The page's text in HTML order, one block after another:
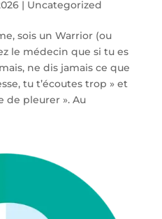
| Uncategorized
sois un Warrior (ou
le médecin que si tu es
ne dis jamais ce que
tu t’écoutes trop » et
de pleurer ». Au